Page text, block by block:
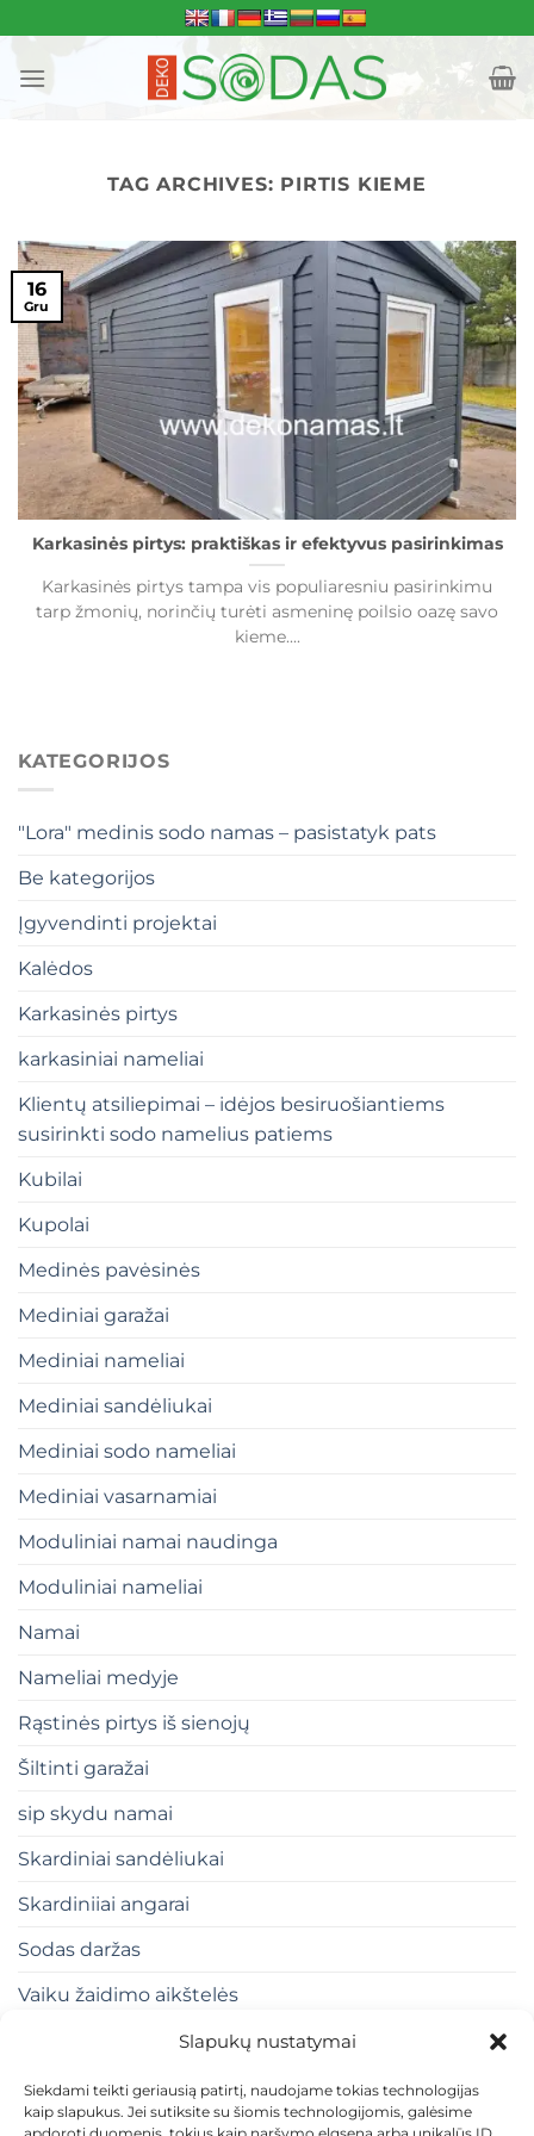
Slapukų nustatymai
Siekdami teikti geriausią patirtį, naudojame tokias technologijas
kaip slapukus. Jei sutiksite su šiomis technologijomis, galėsime
to
content
TAG ARCHIVES: PIRTIS KIEME
Karkasinės pirtys: praktiškas ir efektyvus pasirinkimas
Karkasinės pirtys tampa vis populiaresniu pasirinkimu
tarp žmonių, norinčių turėti asmeninę poilsio oazę savo
kieme....
16
Gru
KATEGORIJOS
"Lora" medinis sodo namas – pasistatyk pats
Be kategorijos
Įgyvendinti projektai
Kalėdos
Karkasinės pirtys
karkasiniai nameliai
Klientų atsiliepimai – idėjos besiruošiantiems
susirinkti sodo namelius patiems
Kubilai
Kupolai
Medinės pavėsinės
Mediniai garažai
Mediniai nameliai
Mediniai sandėliukai
Mediniai sodo nameliai
Mediniai vasarnamiai
Moduliniai namai naudinga
Moduliniai nameliai
Namai
Nameliai medyje
Rąstinės pirtys iš sienojų
Šiltinti garažai
sip skydu namai
Skardiniai sandėliukai
Skardiniiai angarai
Sodas daržas
Vaiku žaidimo aikštelės